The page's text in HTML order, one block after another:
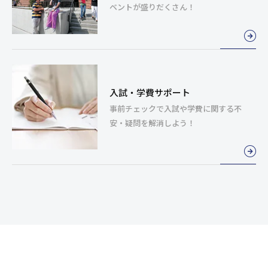
ベントが盛りだくさん！
入試・学費サポート
事前チェックで入試や学費に関する不
安・疑問を解消しよう！